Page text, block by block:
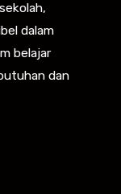
dalam
belajar
dan